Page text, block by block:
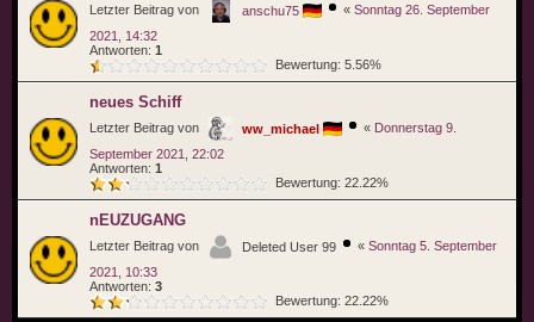
Letzter Beitrag von anschu75 « Sonntag 26. September
2021, 14:32
Antworten: 1
Bewertung: 5.56%
neues Schiff
Letzter Beitrag von ww_michael « Donnerstag 9.
September 2021, 22:02
Antworten: 1
Bewertung: 22.22%
nEUZUGANG
Letzter Beitrag von Deleted User 99 « Sonntag 5. September
2021, 10:33
Antworten: 3
Bewertung: 22.22%